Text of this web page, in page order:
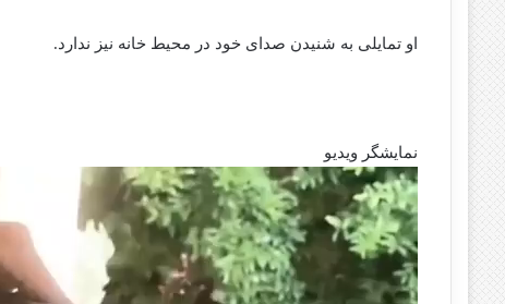
او تمایلی به شنیدن صدای خود در محیط خانه نیز ندارد.
نمایشگر ویدیو